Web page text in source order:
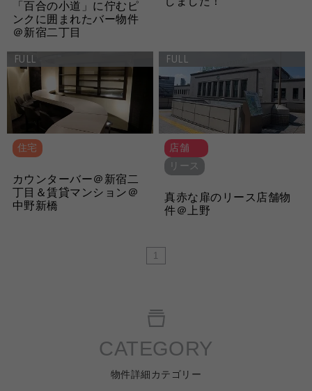
「百合の小道」に佇むピ
ンクに囲まれたバー物件
＠新宿二丁目
FULL
住宅
カウンターバー＠新宿二
丁目＆賃貸マンション＠
中野新橋
FULL
店舗
リース
真赤な扉のリース店舗物
件＠上野
1
CATEGORY
物件詳細カテゴリー